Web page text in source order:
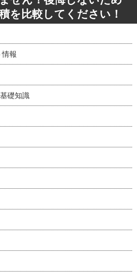
を比較してください！
報
礎知識